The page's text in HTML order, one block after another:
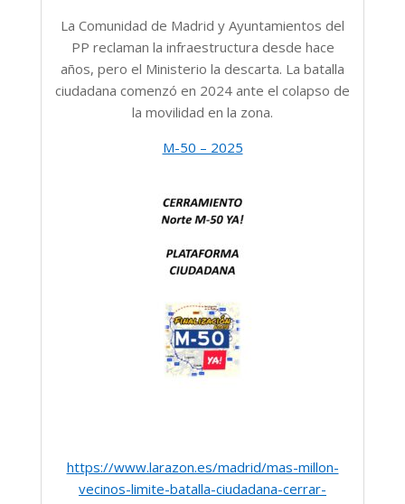
La Comunidad de Madrid y Ayuntamientos del
PP reclaman la infraestructura desde hace
años, pero el Ministerio la descarta. La batalla
ciudadana comenzó en 2024 ante el colapso de
la movilidad en la zona.
M-50 – 2025
https://www.larazon.es/madrid/mas-millon-
vecinos-limite-batalla-ciudadana-cerrar-